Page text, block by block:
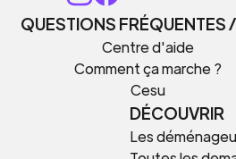
QUESTIONS FRÉQUENTES
Centre d'aide
Comment ça marche ?
Cesu
DÉCOUVRIR
Les